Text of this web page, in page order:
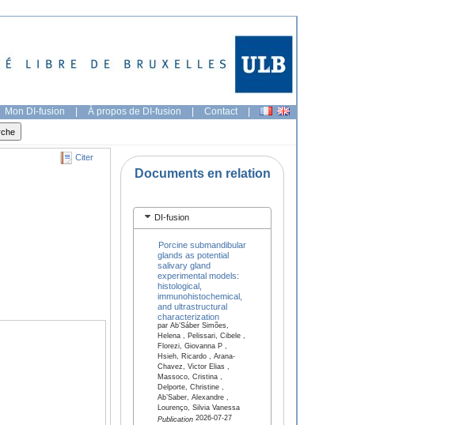
Mon DI-fusion | À propos de DI-fusion | Contact |
Citer
Documents en relation
DI-fusion
Porcine submandibular
glands as potential
salivary gland
experimental models:
histological,
immunohistochemical,
and ultrastructural
characterization
par Ab’Sáber Simões,
Helena , Pelissari, Cibele ,
Florezi, Giovanna P ,
Hsieh, Ricardo , Arana-
Chavez, Victor Elias ,
Massoco, Cristina ,
Delporte, Christine ,
Ab’Saber, Alexandre ,
Lourenço, Silvia Vanessa
Publication2026-07-27